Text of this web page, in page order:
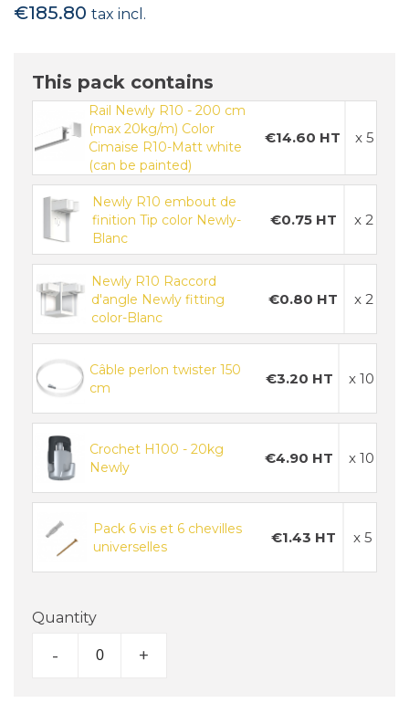
€185.80 tax incl.
This pack contains
Rail Newly R10 - 200 cm
(max 20kg/m) Color
Cimaise R10-Matt white
(can be painted)
€14.60 HT x 5
Newly R10 embout de
finition Tip color Newly-
Blanc
€0.75 HT x 2
Newly R10 Raccord
d'angle Newly fitting
color-Blanc
€0.80 HT x 2
Câble perlon twister 150
cm
€3.20 HT x 10
Crochet H100 - 20kg
Newly
€4.90 HT x 10
Pack 6 vis et 6 chevilles
universelles
€1.43 HT x 5
Quantity
- +